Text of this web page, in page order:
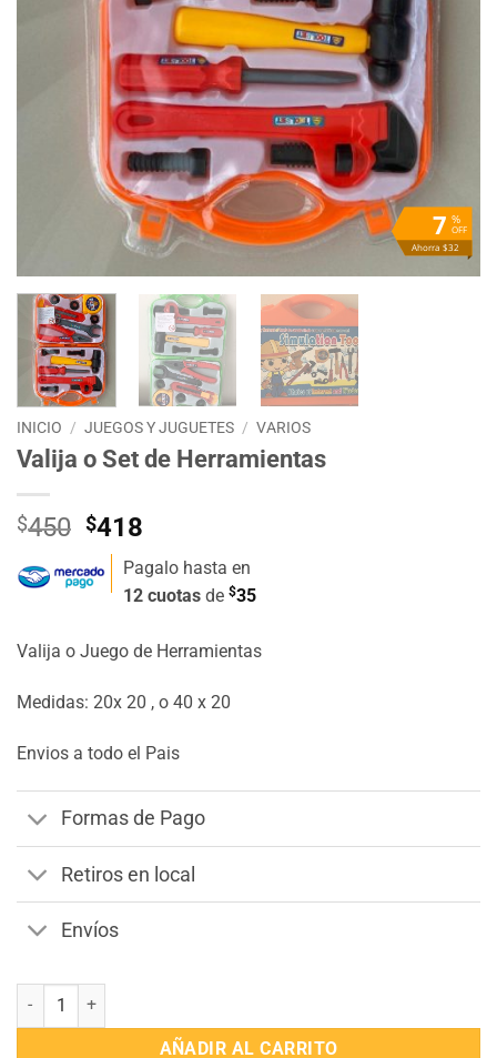
%
OFF
7
Ahorra $32
INICIO / JUEGOS Y JUGUETES / VARIOS
Valija o Set de Herramientas
$450 El
precio
original
era:
$418
precio
actual
es:
Pagalo hasta en
12 cuotas de $35
Valija o Juego de Herramientas
Medidas: 20x 20 , o 40 x 20
Envios a todo el Pais
Formas de Pago
Retiros en local
Envíos
Valija o Set de Herramientas cantidad
AÑADIR AL CARRITO